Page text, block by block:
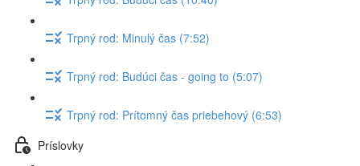
Trpný rod: Minulý čas (7:52)
Trpný rod: Budúci čas - going to (5:07)
Trpný rod: Prítomný čas priebehový (6:53)
Príslovky